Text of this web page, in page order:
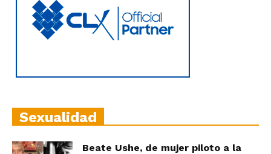
Sexualidad
Beate Ushe, de mujer piloto a la